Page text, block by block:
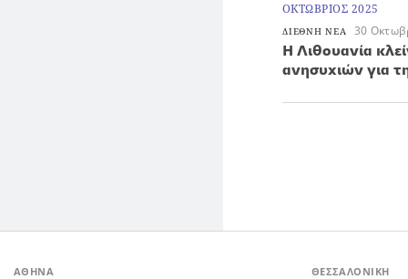
ΟΚΤΩΒΡΙΟΣ 2025
ΔΙΕΘΝΗ ΝΕΑ 30
Η Λιθουανία
ανησυχιών για
ΑΘΗΝΑ ΘΕΣΣΑΛΟΝΙΚΗ